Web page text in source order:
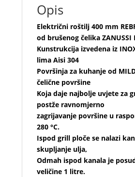
Opis
Električni roštilj 400 mm
od brušenog čelika ZANUSSI
Kunstrukcija izvedena iz
lima Aisi 304
Površinja za kuhanje od MILD
čelične površine
Koja daje najbolje uvjete za
postže ravnomjerno
zagrijavanje površine u
280 °C.
Ispod grill ploče se nalazi
skupljanje ulja,
Odmah ispod kanala je
veličine 1 litre.